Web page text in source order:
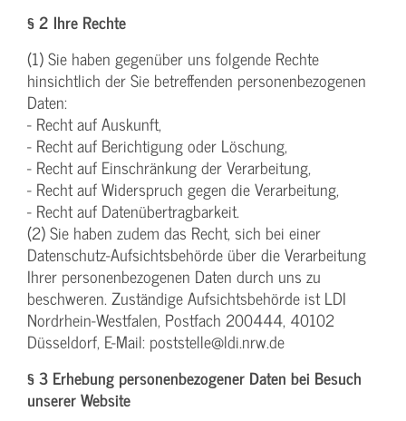
§ 2 Ihre Rechte
(1) Sie haben gegenüber uns folgende Rechte
hinsichtlich der Sie betreffenden personenbezogenen
Daten:
- Recht auf Auskunft,
- Recht auf Berichtigung oder Löschung,
- Recht auf Einschränkung der Verarbeitung,
- Recht auf Widerspruch gegen die Verarbeitung,
- Recht auf Datenübertragbarkeit.
(2) Sie haben zudem das Recht, sich bei einer
Datenschutz-Aufsichtsbehörde über die Verarbeitung
Ihrer personenbezogenen Daten durch uns zu
beschweren. Zuständige Aufsichtsbehörde ist LDI
Nordrhein-Westfalen, Postfach 200444, 40102
Düsseldorf, E-Mail: poststelle@ldi.nrw.de
§ 3 Erhebung personenbezogener Daten bei Besuch
unserer Website